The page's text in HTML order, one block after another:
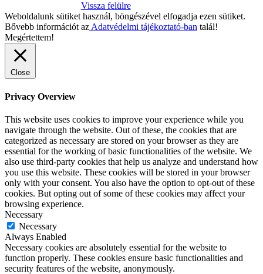
Vissza felülre
Weboldalunk sütiket használ, böngészével elfogadja ezen sütiket.
Bővebb információt azAdatvédelmi tájékoztató-ban talál!
Megértettem!
Close
Privacy Overview
This website uses cookies to improve your experience while you
navigate through the website. Out of these, the cookies that are
categorized as necessary are stored on your browser as they are
essential for the working of basic functionalities of the website. We
also use third-party cookies that help us analyze and understand how
you use this website. These cookies will be stored in your browser
only with your consent. You also have the option to opt-out of these
cookies. But opting out of some of these cookies may affect your
browsing experience.
Necessary
Necessary
Always Enabled
Necessary cookies are absolutely essential for the website to
function properly. These cookies ensure basic functionalities and
security features of the website, anonymously.